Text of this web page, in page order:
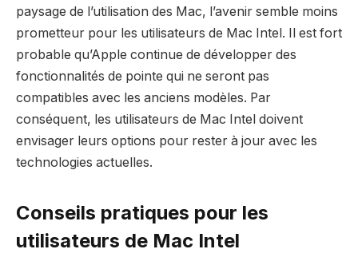
paysage de l’utilisation des Mac, l’avenir semble moins
prometteur pour les utilisateurs de Mac Intel. Il est fort
probable qu’Apple continue de développer des
fonctionnalités de pointe qui ne seront pas
compatibles avec les anciens modèles. Par
conséquent, les utilisateurs de Mac Intel doivent
envisager leurs options pour rester à jour avec les
technologies actuelles.
Conseils pratiques pour les
utilisateurs de Mac Intel